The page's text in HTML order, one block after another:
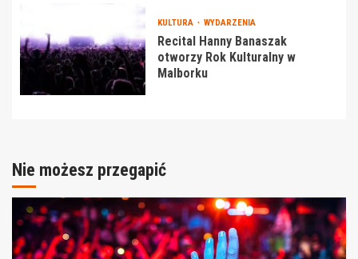
KULTURA WYDARZENIA
Recital Hanny Banaszak
otworzy Rok Kulturalny w
Malborku
Nie możesz przegapić